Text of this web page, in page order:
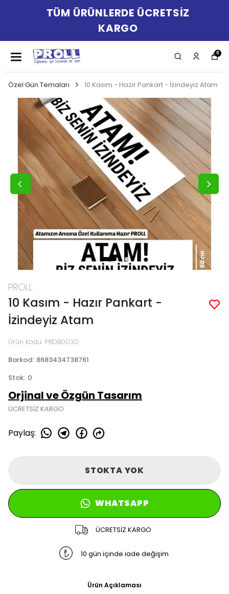
TÜM ÜRÜNLERDE ÜCRETSİZ
KARGO
0
Özel Gün Temaları 10 Kasım - Hazır Pankart - İzindeyiz Atam
PROLL
10 Kasım - Hazır Pankart -
İzindeyiz Atam
Ürün Kodu: PRDB0030
Barkod: 8683434738761
Stok: 0
Orjinal ve Özgün Tasarım
ÜCRETSİZ KARGO
Paylaş:
STOKTA YOK
WHATSAPP
ÜCRETSİZ KARGO
10 gün içinde iade değişim
Ürün Açıklaması